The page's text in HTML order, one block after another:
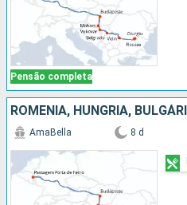
Pensão completa
AmaBella 8 d